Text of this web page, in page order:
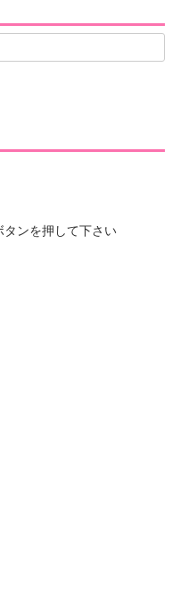
ンを押して下さい